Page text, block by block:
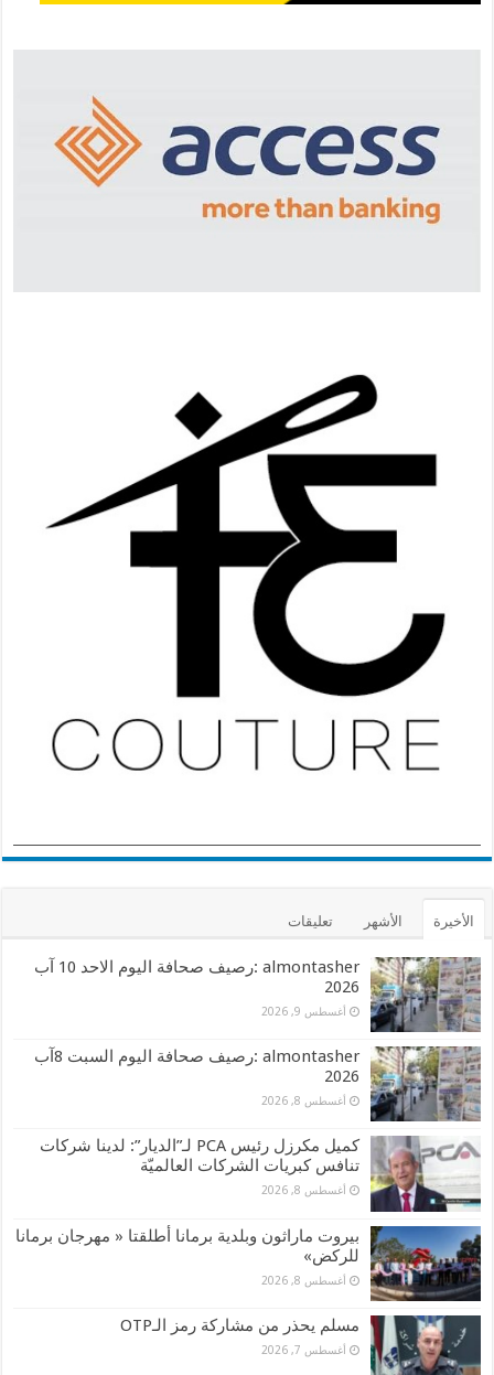
الأخيرة الأشهر تعليقات
almontasher :رصيف صحافة اليوم الاحد 10 آب
2026
أغسطس 9, 2026
almontasher :رصيف صحافة اليوم السبت 8آب
2026
أغسطس 8, 2026
كميل مكرزل رئيس PCA لـ”الديار”: لدينا شركات
تنافس كبريات الشركات العالميّة
أغسطس 8, 2026
بيروت ماراثون وبلدية برمانا أطلقتا « مهرجان برمانا
للركض»
أغسطس 8, 2026
مسلم يحذر من مشاركة رمز الـOTP
أغسطس 7, 2026